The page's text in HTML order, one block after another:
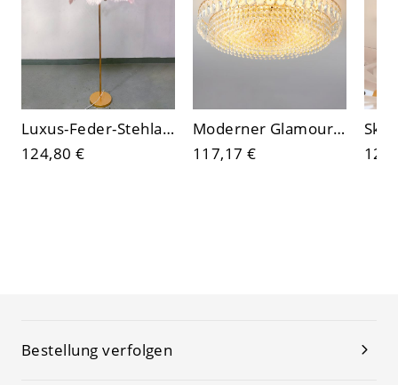
Luxus-Feder-Stehlampe mit goldfarbigem Sockel, sanftes Ambientelicht für das Wohnzimmer
124,80 €
Moderner Glamour-Kristall-Deckenleuchte (bündig), goldfarbenes, gestuftes Kronleuchter-Design für Wohnzimmer
117,17 €
Bestellung verfolgen